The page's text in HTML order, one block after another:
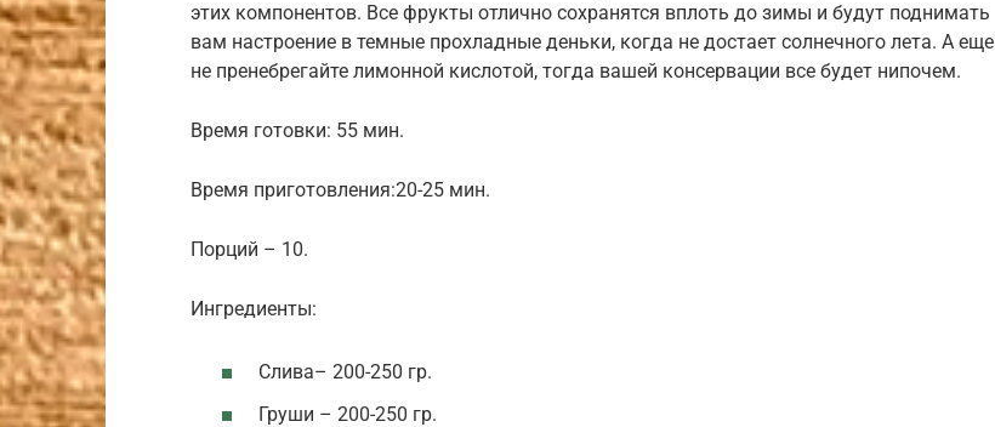
этих компонентов. Все фрукты отлично сохранятся вплоть до зимы и будут поднимать
вам настроение в темные прохладные деньки, когда не достает солнечного лета. А еще
не пренебрегайте лимонной кислотой, тогда вашей консервации все будет нипочем.
Время готовки: 55 мин.
Время приготовления:20-25 мин.
Порций – 10.
Ингредиенты:
Слива– 200-250 гр.
Груши – 200-250 гр.